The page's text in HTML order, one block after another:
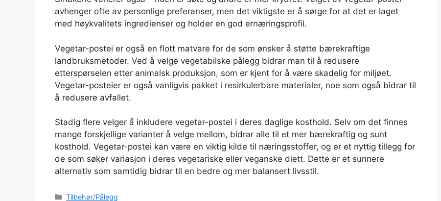
avhenger ofte av personlige preferanser, men det viktigste er å sørge for at det er laget
med høykvalitets ingredienser og holder en god ernæringsprofil.
Vegetar-postei er også en flott matvare for de som ønsker å støtte bærekraftige
landbruksmetoder. Ved å velge vegetabilske pålegg bidrar man til å redusere
etterspørselen etter animalsk produksjon, som er kjent for å være skadelig for miljøet.
Vegetar-posteier er også vanligvis pakket i resirkulerbare materialer, noe som også bidrar til
å redusere avfallet.
Stadig flere velger å inkludere vegetar-postei i deres daglige kosthold. Selv om det finnes
mange forskjellige varianter å velge mellom, bidrar alle til et mer bærekraftig og sunt
kosthold. Vegetar-postei kan være en viktig kilde til næringsstoffer, og er et nyttig tillegg for
de som søker variasjon i deres vegetariske eller veganske diett. Dette er et sunnere
alternativ som samtidig bidrar til en bedre og mer balansert livsstil.
Kategorier
Tilbehør/Pålegg